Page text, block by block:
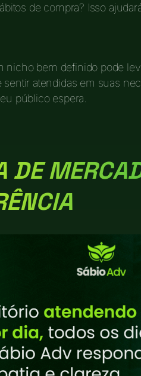
de compra? Isso
nicho bem definido pode
sentir atendidas em suas
público espera.
DE